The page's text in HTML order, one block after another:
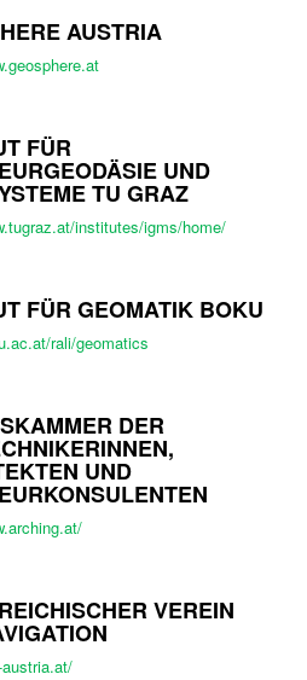
AUSTRIA
FÜR
UND
TU GRAZ
institutes/igms/home/
FÜR GEOMATIK BOKU
rali/geomatics
DER
UND
VEREIN